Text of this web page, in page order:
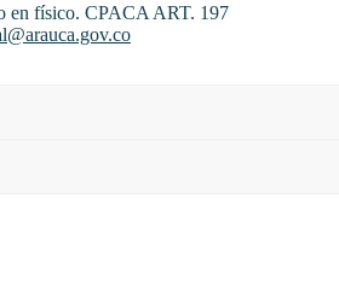
en físico. CPACA ART. 197